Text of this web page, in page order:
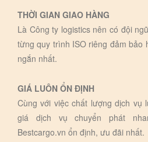
THỜI GIAN GIAO HÀNG
Là Công ty logistics nên có đội
từng quy trình ISO riêng đảm bảo
ngắn nhất.
GIÁ LUÔN ỔN ĐỊNH
Cùng với việc chất lượng dịch vụ
giá dịch vụ chuyển phát
Bestcargo.vn ổn định, ưu đãi nhất.